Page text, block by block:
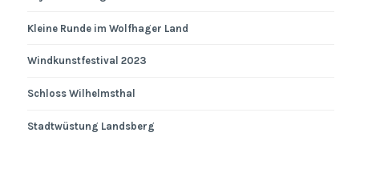
Kleine Runde im Wolfhager Land
Windkunstfestival 2023
Schloss Wilhelmsthal
Stadtwüstung Landsberg